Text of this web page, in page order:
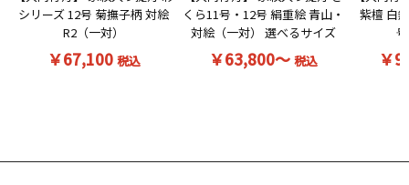
シリーズ 12号 菊撫子柄 対絵
R2（一対）
￥67,100 税込
くら11号・12号 絹重絵 青山・
対絵（一対） 選べるサイズ
￥63,800～税込
紫檀 白
￥